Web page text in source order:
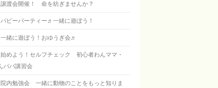
譲渡会開催！ 命を紡ぎませんか？
パピーパーティー♬一緒に遊ぼう！
一緒に遊ぼう！おゆうぎ会♬
始めよう！セルフチェック 初心者わんママ・
パパ講習会
院内勉強会 一緒に動物のことをもっと知りま